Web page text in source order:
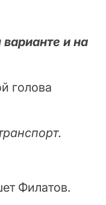
и на
голова
Филатов.